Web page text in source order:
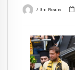
7 Dni Plovdiv